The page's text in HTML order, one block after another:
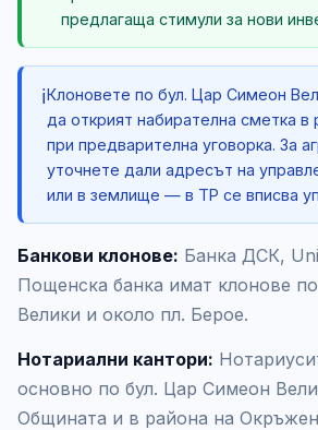
предлагаща стимули за нови
ℹ️Клоновете по бул. Цар Симеон
да открият набирателна сметка в
при предварителна уговорка. За
уточнете дали адресът на
или в землище — в ТР се вписва
Банкови клонове: Банка ДСК,
Пощенска банка имат клонове
Велики и около пл. Берое.
Нотариални кантори:
основно по бул. Цар Симеон
Общината и в района на